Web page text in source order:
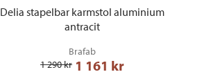
Delia stapelbar karmstol aluminium
antracit
Brafab
1 290 kr 1 161 kr